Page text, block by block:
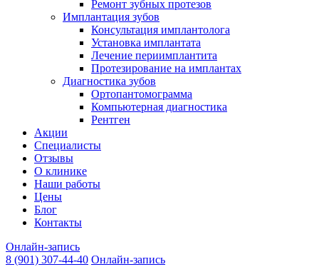
Ремонт зубных протезов
Имплантация зубов
Консультация имплантолога
Установка имплантата
Лечение периимплантита
Протезирование на имплантах
Диагностика зубов
Ортопантомограмма
Компьютерная диагностика
Рентген
Акции
Специалисты
Отзывы
О клинике
Наши работы
Цены
Блог
Контакты
Онлайн-запись
8 (901) 307-44-40 Онлайн-запись